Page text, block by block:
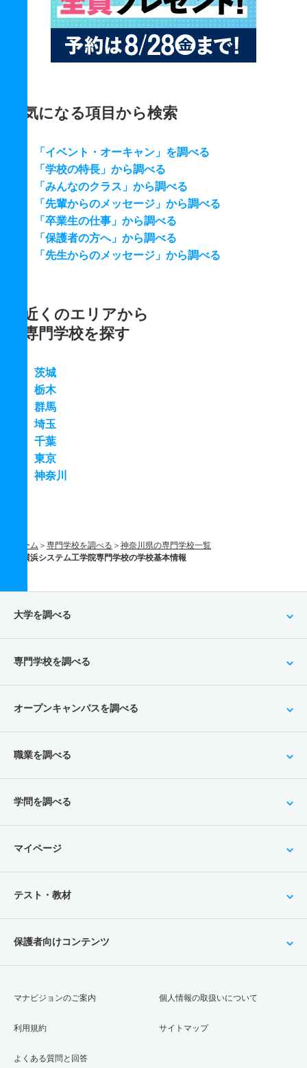
気になる項目から検索
「イベント・オーキャン」を調べる
「学校の特長」から調べる
「みんなのクラス」から調べる
「先輩からのメッセージ」から調べる
「卒業生の仕事」から調べる
「保護者の方へ」から調べる
「先生からのメッセージ」から調べる
近くのエリアから
専門学校を探す
茨城
栃木
群馬
埼玉
千葉
東京
神奈川
ホーム 専門学校を調べる
神奈川県の専門学校一覧
横浜システム工学院専門学校の学校基本情報
大学を調べる
専門学校を調べる
オープンキャンパスを調べる
職業を調べる
学問を調べる
マイページ
テスト・教材
保護者向けコンテンツ
マナビジョンのご案内
利用規約
よくある質問と回答
個人情報の取扱いについて
サイトマップ